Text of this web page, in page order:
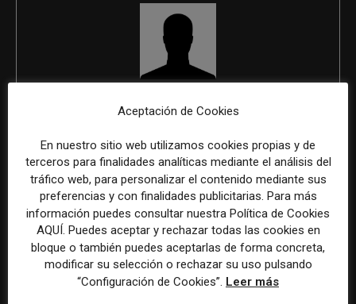
ÚLTIMOS ARTÍCULOS
Aceptación de Cookies
En nuestro sitio web utilizamos cookies propias y de
terceros para finalidades analíticas mediante el análisis del
tráfico web, para personalizar el contenido mediante sus
preferencias y con finalidades publicitarias. Para más
información puedes consultar nuestra Política de Cookies
AQUÍ. Puedes aceptar y rechazar todas las cookies en
bloque o también puedes aceptarlas de forma concreta,
modificar su selección o rechazar su uso pulsando
“Configuración de Cookies”. Leer más